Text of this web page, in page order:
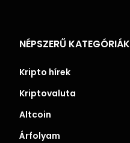
NÉPSZERŰ KATEGÓRIÁK
Kripto hírek
Kriptovaluta
Altcoin
Árfolyam